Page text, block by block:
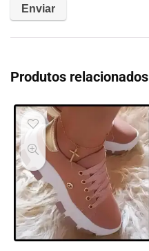
Produtos relacionados